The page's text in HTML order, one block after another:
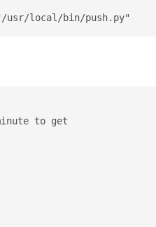
usr/local/bin/push.py"
to get